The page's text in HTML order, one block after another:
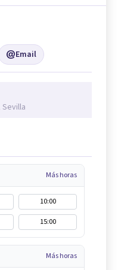
Email
Sevilla
Más horas
10:00
15:00
Más horas